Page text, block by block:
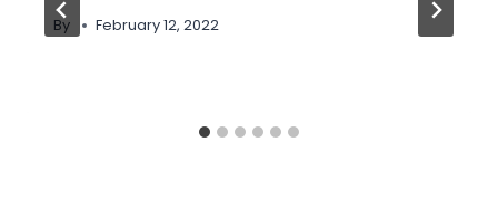
By February 12, 2022